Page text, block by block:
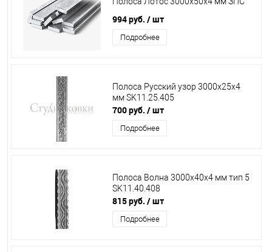
994 руб. / шт
Подробнее
Полоса Русский узор 3000х25х4
мм SK11.25.405
700 руб. / шт
Подробнее
Полоса Волна 3000х40х4 мм тип 5
SK11.40.408
815 руб. / шт
Подробнее